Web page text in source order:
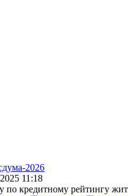
2026
11:18
по кредитному рейтингу